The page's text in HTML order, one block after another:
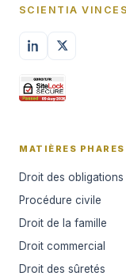
SCIENTIA VINCES
MATIÈRES PHARES
Droit des obligations
Procédure civile
Droit de la famille
Droit commercial
Droit des sûretés